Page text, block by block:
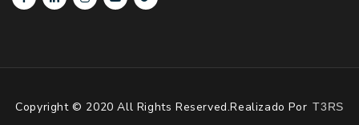
Copyright © 2020 All Rights Reserved.Realizado Por T3RS